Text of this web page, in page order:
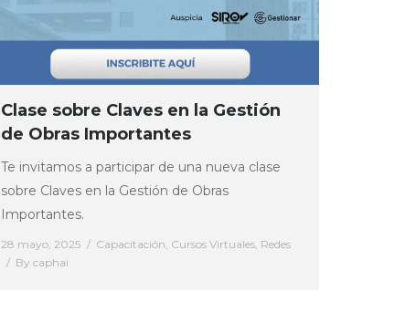
Clase sobre Claves en la Gestión
de Obras Importantes
Te invitamos a participar de una nueva clase
sobre Claves en la Gestión de Obras
Importantes.
28 mayo, 2025 Capacitación Cursos Virtuales Redes
By caphai